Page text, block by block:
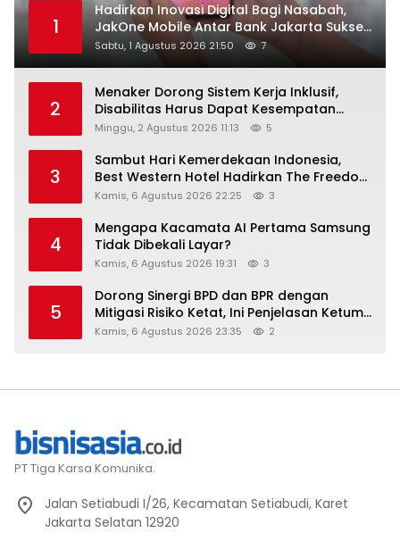
1
Hadirkan Inovasi Digital Bagi Nasabah,
JakOne Mobile Antar Bank Jakarta Sukses
Raih Digital Excellence Awards 2026
Sabtu, 1 Agustus 2026 21:50 7
2
Menaker Dorong Sistem Kerja Inklusif,
Disabilitas Harus Dapat Kesempatan
Setara
Minggu, 2 Agustus 2026 11:13 5
3
Sambut Hari Kemerdekaan Indonesia,
Best Western Hotel Hadirkan The Freedom
Stay Diskon Hingga 45%
Kamis, 6 Agustus 2026 22:25 3
4
Mengapa Kacamata AI Pertama Samsung
Tidak Dibekali Layar?
Kamis, 6 Agustus 2026 19:31 3
5
Dorong Sinergi BPD dan BPR dengan
Mitigasi Risiko Ketat, Ini Penjelasan Ketum
Asbanda
Kamis, 6 Agustus 2026 23:35 2
PT Tiga Karsa Komunika.
Jalan Setiabudi I/26, Kecamatan Setiabudi, Karet
Jakarta Selatan 12920